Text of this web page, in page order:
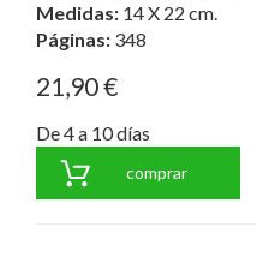
Medidas: 14 X 22 cm.
Páginas: 348
21,90 €
De 4 a 10 días
comprar